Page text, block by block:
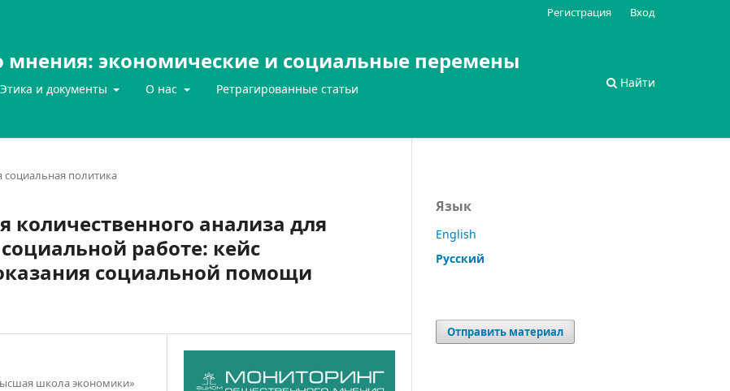
мнения: экономические и социальные перемены
Этика и документы О нас Ретрагированные статьи Найти
Регистрация Вход
социальная политика
анализа для
работе: кейс
социальной помощи
школа экономики»
Язык
English
Русский
Отправить материал